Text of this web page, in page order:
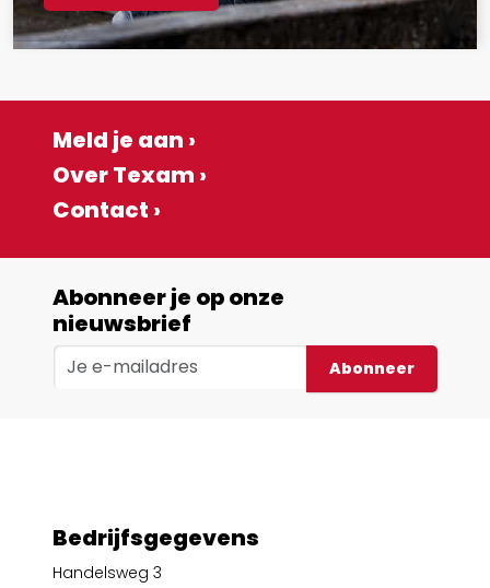
Meld je aan ›
Over Texam ›
Contact ›
Abonneer je op onze
nieuwsbrief
Abonneer
Bedrijfsgegevens
Handelsweg 3